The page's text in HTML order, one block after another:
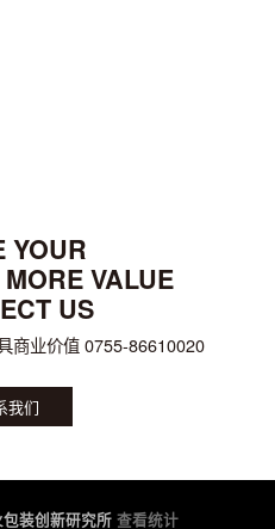
YOUR
VALUE
US
商业价值 0755-86610020
我们
装创新研究所 查看统计